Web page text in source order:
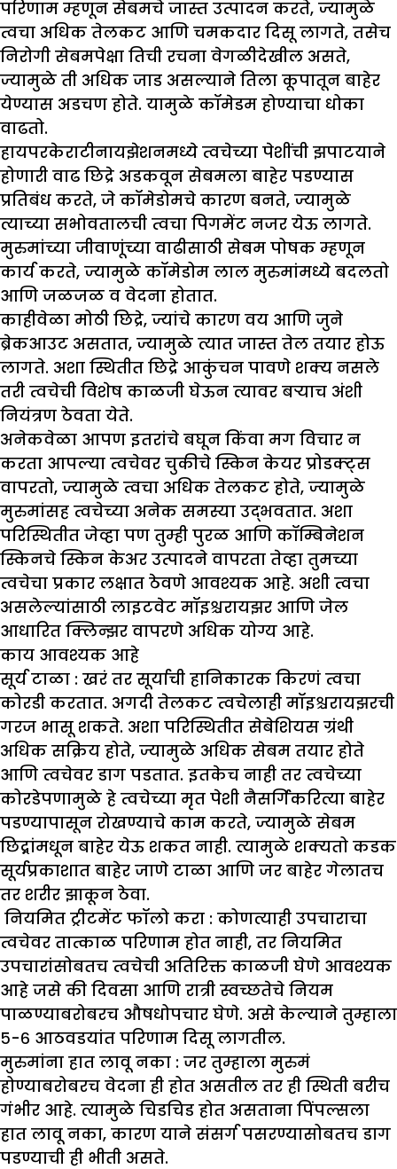
परिणाम म्हणून सेबमचे जास्त उत्पादन करते, ज्यामुळे
त्वचा अधिक तेलकट आणि चमकदार दिसू लागते, तसेच
निरोगी सेबमपेक्षा तिची रचना वेगळीदेखील असते,
ज्यामुळे ती अधिक जाड असल्याने तिला कूपातून बाहेर
येण्यास अडचण होते. यामुळे कॉमेडम होण्याचा धोका
वाढतो.
हायपरकेराटीनायझेशनमध्ये त्वचेच्या पेशींची झपाटयाने
होणारी वाढ छिद्रे अडकवून सेबमला बाहेर पडण्यास
प्रतिबंध करते, जे कॉमेडोमचे कारण बनते, ज्यामुळे
त्याच्या सभोवतालची त्वचा पिगमेंट नजर येऊ लागते.
मुरुमांच्या जीवाणूंच्या वाढीसाठी सेबम पोषक म्हणून
कार्य करते, ज्यामुळे कॉमेडोम लाल मुरुमांमध्ये बदलतो
आणि जळजळ व वेदना होतात.
काहीवेळा मोठी छिद्रे, ज्यांचे कारण वय आणि जुने
ब्रेकआउट असतात, ज्यामुळे त्यात जास्त तेल तयार होऊ
लागते. अशा स्थितीत छिद्रे आकुंचन पावणे शक्य नसले
तरी त्वचेची विशेष काळजी घेऊन त्यावर बऱ्याच अंशी
नियंत्रण ठेवता येते.
अनेकवेळा आपण इतरांचे बघून किंवा मग विचार न
करता आपल्या त्वचेवर चुकीचे स्किन केयर प्रोडक्ट्स
वापरतो, ज्यामुळे त्वचा अधिक तेलकट होते, ज्यामुळे
मुरुमांसह त्वचेच्या अनेक समस्या उद्भवतात. अशा
परिस्थितीत जेव्हा पण तुम्ही पुरळ आणि कॉम्बिनेशन
स्किनचे स्किन केअर उत्पादने वापरता तेव्हा तुमच्या
त्वचेचा प्रकार लक्षात ठेवणे आवश्यक आहे. अशी त्वचा
असलेल्यांसाठी लाइटवेट मॉइश्चरायझर आणि जेल
आधारित क्लिन्झर वापरणे अधिक योग्य आहे.
काय आवश्यक आहे
सूर्य टाळा : खरं तर सूर्याची हानिकारक किरणं त्वचा
कोरडी करतात. अगदी तेलकट त्वचेलाही मॉइश्चरायझरची
गरज भासू शकते. अशा परिस्थितीत सेबेशियस ग्रंथी
अधिक सक्रिय होते, ज्यामुळे अधिक सेबम तयार होते
आणि त्वचेवर डाग पडतात. इतकेच नाही तर त्वचेच्या
कोरडेपणामुळे हे त्वचेच्या मृत पेशी नैसर्गिकरित्या बाहेर
पडण्यापासून रोखण्याचे काम करते, ज्यामुळे सेबम
छिद्र्रांमधून बाहेर येऊ शकत नाही. त्यामुळे शक्यतो कडक
सूर्यप्रकाशात बाहेर जाणे टाळा आणि जर बाहेर गेलातच
तर शरीर झाकून ठेवा.
नियमित ट्रीटमेंट फॉलो करा : कोणत्याही उपचाराचा
त्वचेवर तात्काळ परिणाम होत नाही, तर नियमित
उपचारांसोबतच त्वचेची अतिरिक्त काळजी घेणे आवश्यक
आहे जसे की दिवसा आणि रात्री स्वच्छतेचे नियम
पाळण्याबरोबरच औषधोपचार घेणे. असे केल्याने तुम्हाला
५-६ आठवडयांत परिणाम दिसू लागतील.
मुरुमांना हात लावू नका : जर तुम्हाला मुरुमं
होण्याबरोबरच वेदना ही होत असतील तर ही स्थिती बरीच
गंभीर आहे. त्यामुळे चिडचिड होत असताना पिंपल्सला
हात लावू नका, कारण याने संसर्ग पसरण्यासोबतच डाग
पडण्याची ही भीती असते.